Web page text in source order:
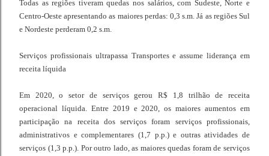
Todas as regiões tiveram quedas nos salários, com Sudeste, Norte e
Centro-Oeste apresentando as maiores perdas: 0,3 s.m. Já as regiões Sul
e Nordeste perderam 0,2 s.m.
Serviços profissionais ultrapassa Transportes e assume liderança em
receita líquida
Em 2020, o setor de serviços gerou R$ 1,8 trilhão de receita
operacional líquida. Entre 2019 e 2020, os maiores aumentos em
participação na receita dos serviços foram serviços profissionais,
administrativos e complementares (1,7 p.p.) e outras atividades de
serviços (1,3 p.p.). Por outro lado, as maiores quedas foram de serviços